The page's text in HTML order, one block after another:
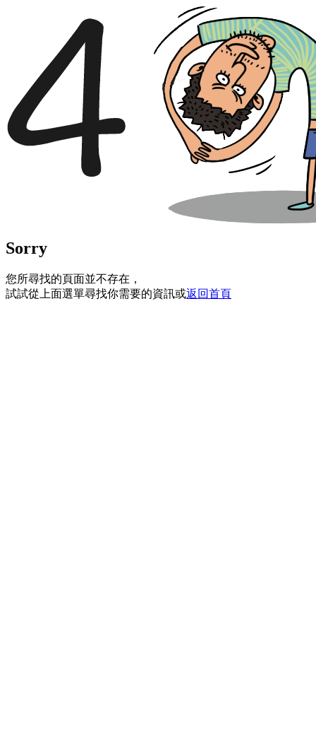
Sorry
您所尋找的頁面並不存在，
試試從上面選單尋找你需要的資訊或返回首頁